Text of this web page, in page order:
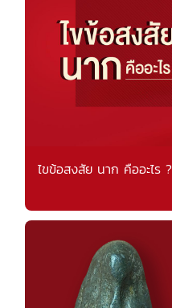
ไขข้อสงสัย นาก คืออะไร ?